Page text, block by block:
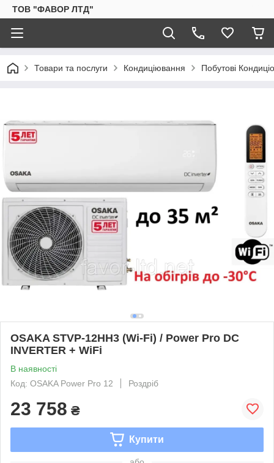
ТОВ "ФАВОР ЛТД"
Товари та послуги Кондиціювання Побутові
OSAKA STVP-12HH3 (Wi-Fi) / Power Pro DC
INVERTER + WiFi
В наявності
Код: OSAKA Power Pro 12
Роздріб
23 758 ₴
Купити